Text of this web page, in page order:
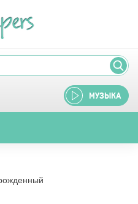
МУЗЫКА